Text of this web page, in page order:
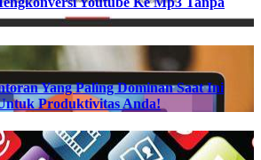
Yang Paling Dominan Saat Ini
Produktivitas Anda!